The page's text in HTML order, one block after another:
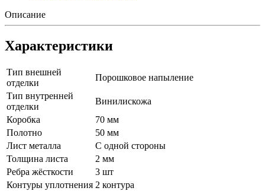
Описание
Характеристики
Тип внешней
отделки
Порошковое напыление
Тип внутренней
отделки
Винилискожа
Коробка
70 мм
Полотно
50 мм
Лист металла
С одной стороны
Толщина листа
2 мм
Ребра жёсткости
3 шт
Контуры уплотнения 2 контура